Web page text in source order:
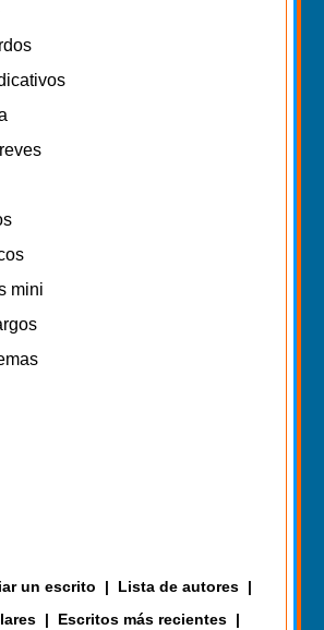
mini
un escrito | Lista de autores |
| Escritos más recientes |